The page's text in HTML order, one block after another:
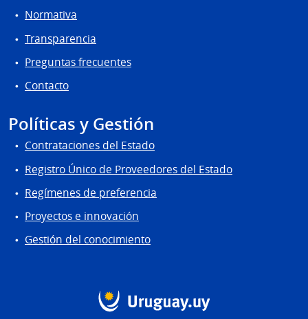
Normativa
Transparencia
Preguntas frecuentes
Contacto
Políticas y Gestión
Contrataciones del Estado
Registro Único de Proveedores del Estado
Regímenes de preferencia
Proyectos e innovación
Gestión del conocimiento